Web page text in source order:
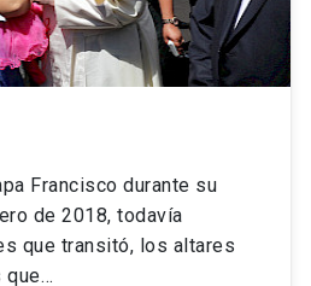
Francisco durante su
de 2018, todavía
que transitó, los altares
que…